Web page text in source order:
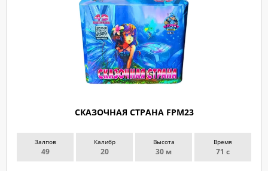
СКАЗОЧНАЯ СТРАНА FPM23
Залпов
49
Калибр
20
Высота
30 м
Время
71 с